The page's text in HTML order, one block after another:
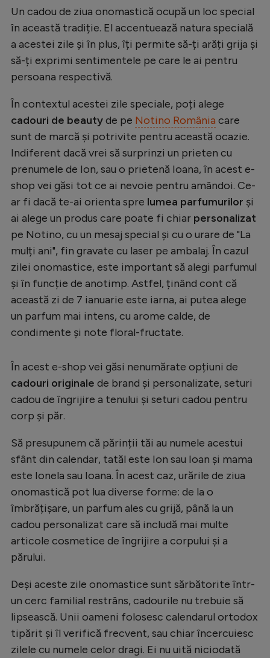
Natație
Formula 1
Gimnastică
Auto
Rugby
Ciclism
Alte sporturi
JO 2024
JO 2026
Intră în cont
Creează cont
Un cadou de ziua onomastică ocupă un loc special
în această tradiție. El accentuează natura specială
a acestei zile și în plus, îți permite să-ți arăți grija și
să-ți exprimi sentimentele pe care le ai pentru
persoana respectivă.
În contextul acestei zile speciale, poți alege
cadouri de beautyde pe Notino România care
sunt de marcă și potrivite pentru această ocazie.
Indiferent dacă vrei să surprinzi un prieten cu
prenumele de Ion, sau o prietenă Ioana, în acest e-
shop vei găsi tot ce ai nevoie pentru amândoi. Ce-
ar fi dacă te-ai orienta spre lumea parfumurilor și
ai alege un produs care poate fi chiar personalizat
pe Notino, cu un mesaj special și cu o urare de "La
mulți ani", fin gravate cu laser pe ambalaj. În cazul
zilei onomastice, este important să alegi parfumul
și în funcție de anotimp. Astfel, ținând cont că
această zi de 7 ianuarie este iarna, ai putea alege
un parfum mai intens, cu arome calde, de
condimente și note floral-fructate.
În acest e-shop vei găsi nenumărate opțiuni de
cadouri originale de brand și personalizate, seturi
cadou de îngrijire a tenului și seturi cadou pentru
corp și păr.
Să presupunem că părinții tăi au numele acestui
sfânt din calendar, tatăl este Ion sau Ioan și mama
este Ionela sau Ioana. În acest caz, urările de ziua
onomastică pot lua diverse forme: de la o
îmbrățișare, un parfum ales cu grijă, până la un
cadou personalizat care să includă mai multe
articole cosmetice de îngrijire a corpului și a
părului.
Deși aceste zile onomastice sunt sărbătorite într-
un cerc familial restrâns, cadourile nu trebuie să
lipsească. Unii oameni folosesc calendarul ortodox
tipărit și îl verifică frecvent, sau chiar încercuiesc
zilele cu numele celor dragi. Ei nu uită niciodată